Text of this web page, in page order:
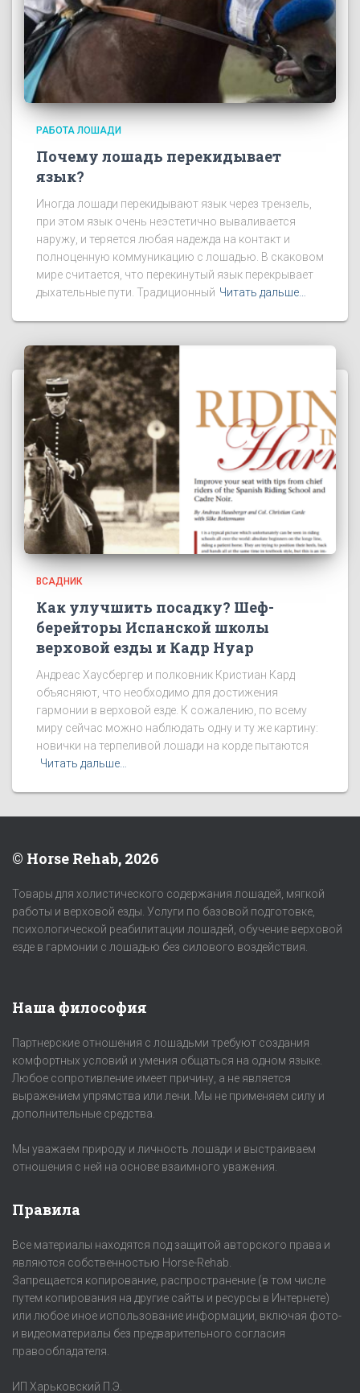
РАБОТА ЛОШАДИ
Почему лошадь перекидывает
язык?
Иногда лошади перекидывают язык через трензель,
при этом язык очень неэстетично вываливается
наружу, и теряется любая надежда на контакт и
полноценную коммуникацию с лошадью. В скаковом
мире считается, что перекинутый язык перекрывает
дыхательные пути. Традиционный Читать дальше…
ВСАДНИК
Как улучшить посадку? Шеф-
берейторы Испанской школы
верховой езды и Кадр Нуар
Андреас Хаусбергер и полковник Кристиан Кард
объясняют, что необходимо для достижения
гармонии в верховой езде. К сожалению, по всему
миру сейчас можно наблюдать одну и ту же картину:
новички на терпеливой лошади на корде пытаются
Читать дальше…
© Horse Rehab, 2026
Товары для холистического содержания лошадей, мягкой
работы и верховой езды. Услуги по базовой подготовке,
психологической реабилитации лошадей, обучение верховой
езде в гармонии с лошадью без силового воздействия.
Наша философия
Партнерские отношения с лошадьми требуют создания
комфортных условий и умения общаться на одном языке.
Любое сопротивление имеет причину, а не является
выражением упрямства или лени. Мы не применяем силу и
дополнительные средства.
Мы уважаем природу и личность лошади и выстраиваем
отношения с ней на основе взаимного уважения.
Правила
Все материалы находятся под защитой авторского права и
являются собственностью Horse-Rehab.
Запрещается копирование, распространение (в том числе
путем копирования на другие сайты и ресурсы в Интернете)
или любое иное использование информации, включая фото-
и видеоматериалы без предварительного согласия
правообладателя.
ИП Харьковский П.Э.